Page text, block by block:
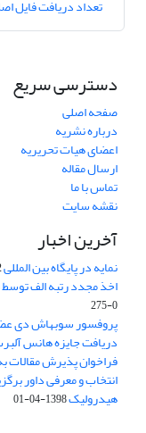
تعداد دریافت فایل
دسترسی سریع
صفحه اصلی
درباره نشریه
اعضای هیات تحریریه
ارسال مقاله
تماس با ما
نقشه سایت
آخرین اخبار
نمایه در پایگاه بین المللی DOAJ
اخذ مجدد رتبه الف توسط
0-275
پروفسور سوبهاش دی
دریافت جایزه هانس آلبرت
فراخوان پذیرش مقالات
انتخاب و معرفی داور
هیدرولیک1398-04-01